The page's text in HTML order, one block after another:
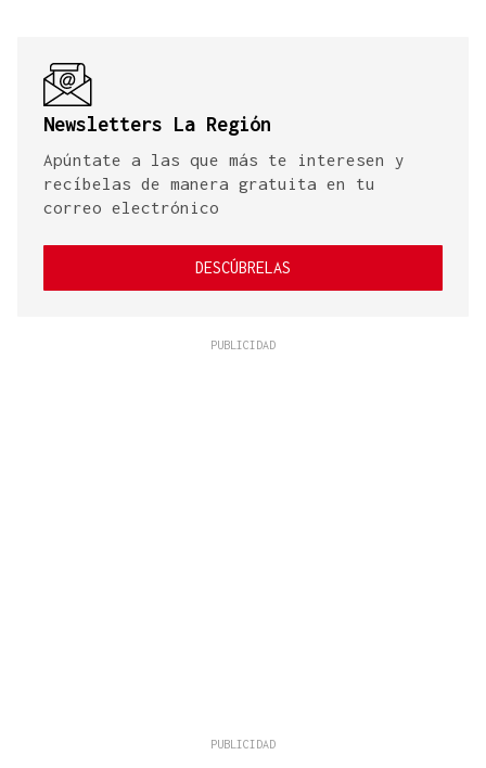
Newsletters La Región
Apúntate a las que más te interesen y
recíbelas de manera gratuita en tu
correo electrónico
DESCÚBRELAS